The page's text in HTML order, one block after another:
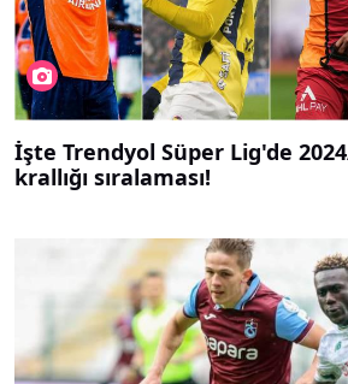
İşte Trendyol Süper Lig'de
krallığı sıralaması!